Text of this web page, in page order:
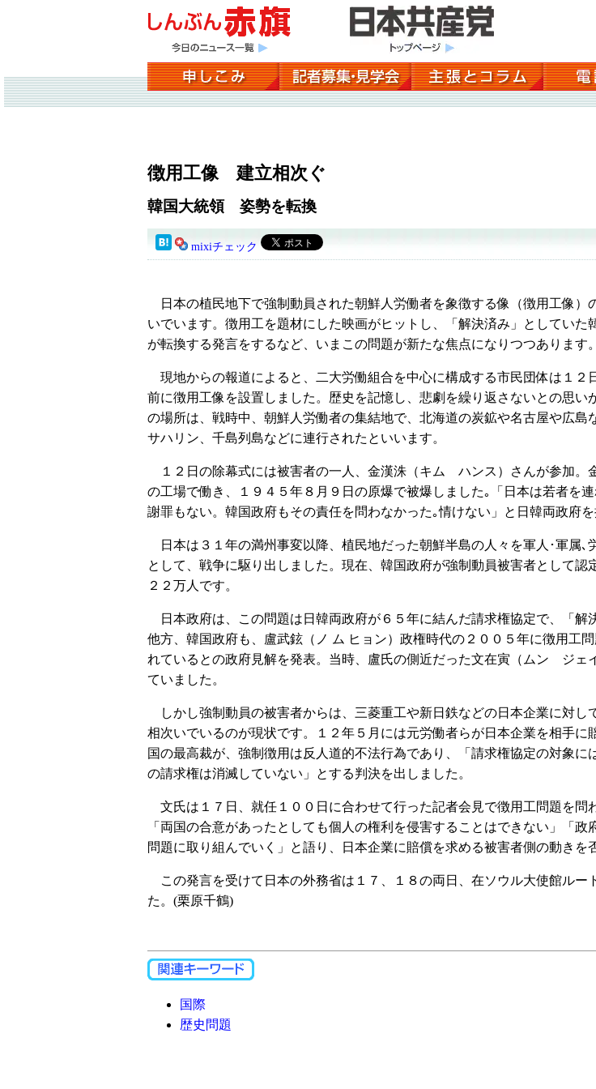
徴用工像 建立相次ぐ
韓国大統領 姿勢を転換
mixiチェック
日本の植民地下で強制動員された朝鮮人労働者を象徴する像（徴用工像）
いでいます。徴用工を題材にした映画がヒットし、「解決済み」としていた
が転換する発言をするなど、いまこの問題が新たな焦点になりつつあります。
現地からの報道によると、二大労働組合を中心に構成する市民団体は１２
前に徴用工像を設置しました。歴史を記憶し、悲劇を繰り返さないとの思い
の場所は、戦時中、朝鮮人労働者の集結地で、北海道の炭鉱や名古屋や広島
サハリン、千島列島などに連行されたといいます。
１２日の除幕式には被害者の一人、金漢洙（キム ハンス）さんが参加。
の工場で働き、１９４５年８月９日の原爆で被爆しました｡「日本は若者を
謝罪もない。韓国政府もその責任を問わなかった｡情けない」と日韓両政府を
日本は３１年の満州事変以降、植民地だった朝鮮半島の人々を軍人･軍属､
として、戦争に駆り出しました。現在、韓国政府が強制動員被害者として認
２２万人です。
日本政府は、この問題は日韓両政府が６５年に結んだ請求権協定で、「解
他方、韓国政府も、盧武鉉（ノ ム ヒョン）政権時代の２００５年に徴用工
れているとの政府見解を発表。当時、盧氏の側近だった文在寅（ムン ジェ
ていました。
しかし強制動員の被害者からは、三菱重工や新日鉄などの日本企業に対し
相次いでいるのが現状です。１２年５月には元労働者らが日本企業を相手に
国の最高裁が、強制徴用は反人道的不法行為であり、「請求権協定の対象に
の請求権は消滅していない」とする判決を出しました。
文氏は１７日、就任１００日に合わせて行った記者会見で徴用工問題を問
「両国の合意があったとしても個人の権利を侵害することはできない」「政
問題に取り組んでいく」と語り、日本企業に賠償を求める被害者側の動きを
この発言を受けて日本の外務省は１７、１８の両日、在ソウル大使館ルー
た。(栗原千鶴)
国際
歴史問題